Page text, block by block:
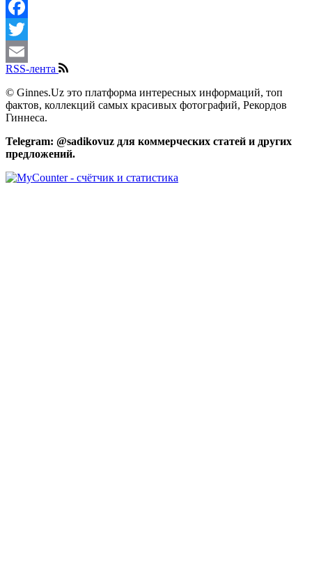
Share
Facebook
Twitter
Email
RSS-лента
© Ginnes.Uz это платформа интересных информаций, топ
фактов, коллекций самых красивых фотографий, Рекордов
Гиннеса.
Telegram: @sadikovuz для коммерческих статей и других
предложений.